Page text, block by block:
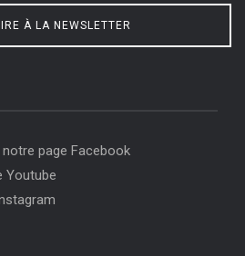
À LA NEWSLETTER
page Facebook
Youtube